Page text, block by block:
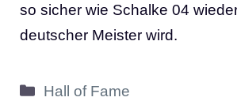
so sicher wie Schalke 04
deutscher Meister wird.
Kategorien
Hall of Fame